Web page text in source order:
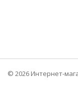
© 2026 Интернет-